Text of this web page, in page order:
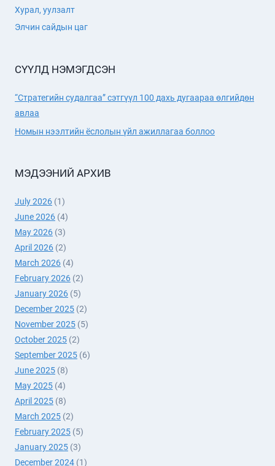
Хурал, уулзалт
Элчин сайдын цаг
СҮҮЛД НЭМЭГДСЭН
“Стратегийн судалгаа” сэтгүүл 100 дахь дугаараа өлгийдөн
авлаа
Номын нээлтийн ёслолын үйл ажиллагаа боллоо
МЭДЭЭНИЙ АРХИВ
July 2026 (1)
June 2026 (4)
May 2026 (3)
April 2026 (2)
March 2026 (4)
February 2026 (2)
January 2026 (5)
December 2025 (2)
November 2025 (5)
October 2025 (2)
September 2025 (6)
June 2025 (8)
May 2025 (4)
April 2025 (8)
March 2025 (2)
February 2025 (5)
January 2025 (3)
December 2024 (1)